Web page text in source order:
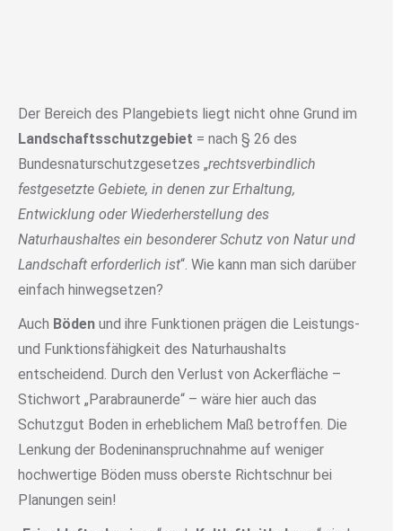
Der Bereich des Plangebiets liegt nicht ohne Grund im
Landschaftsschutzgebiet = nach § 26 des
Bundesnaturschutzgesetzes „rechtsverbindlich
festgesetzte Gebiete, in denen zur Erhaltung,
Entwicklung oder Wiederherstellung des
Naturhaushaltes ein besonderer Schutz von Natur und
Landschaft erforderlich ist“. Wie kann man sich darüber
einfach hinwegsetzen?
Auch Böden und ihre Funktionen prägen die Leistungs-
und Funktionsfähigkeit des Naturhaushalts
entscheidend. Durch den Verlust von Ackerfläche –
Stichwort „Parabraunerde“ – wäre hier auch das
Schutzgut Boden in erheblichem Maß betroffen. Die
Lenkung der Bodeninanspruchnahme auf weniger
hochwertige Böden muss oberste Richtschnur bei
Planungen sein!